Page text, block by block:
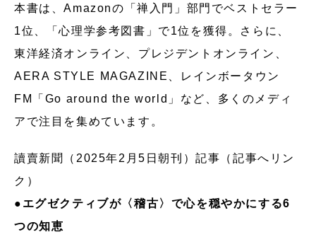
本書は、Amazonの「禅入門」部門でベストセラー
1位、「心理学参考図書」で1位を獲得。さらに、
東洋経済オンライン、プレジデントオンライン、
AERA STYLE MAGAZINE、レインボータウン
FM「Go around the world」など、多くのメディ
アで注目を集めています。
讀賣新聞（2025年2月5日朝刊）記事（記事へリン
ク）
●エグゼクティブが〈稽古〉で心を穏やかにする6
つの知恵